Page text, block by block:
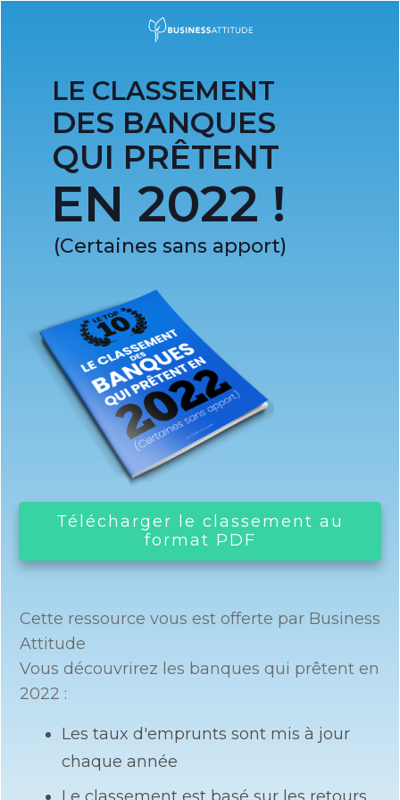
LE CLASSEMENT
DES BANQUES
QUI PRÊTENT
EN 2022 !
(Certaines sans apport)
Télécharger le classement au
format PDF
Cette ressource vous est offerte par Business
Attitude
Vous découvrirez les banques qui prêtent en
2022 :
Les taux d'emprunts sont mis à jour
chaque année